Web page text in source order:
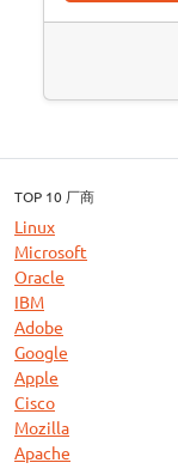
TOP 10 厂商
Linux
Microsoft
Oracle
IBM
Adobe
Google
Apple
Cisco
Mozilla
Apache